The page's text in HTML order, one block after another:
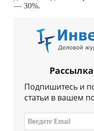
— 30%.
Подпишитесь и
статьи в вашем